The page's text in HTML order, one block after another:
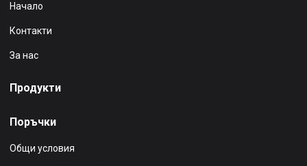
Начало
Контакти
За нас
Продукти
Поръчки
Общи условия